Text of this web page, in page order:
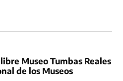
Museo Tumbas Reales
de los Museos